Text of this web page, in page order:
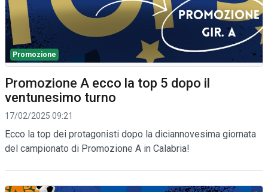
Promozione
Promozione A ecco la top 5 dopo il
ventunesimo turno
17/02/2025 09:21
Ecco la top dei protagonisti dopo la diciannovesima giornata
del campionato di Promozione A in Calabria!